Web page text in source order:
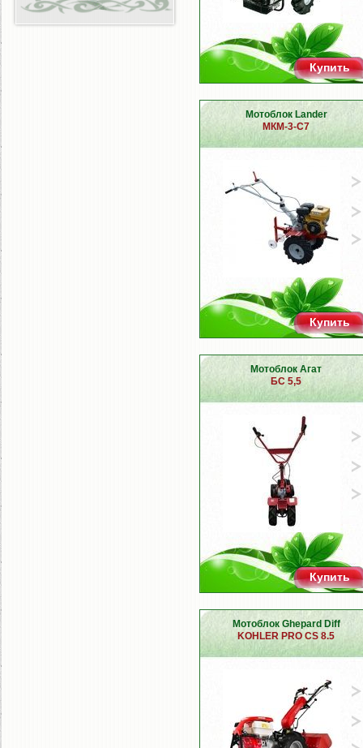
Купить
Мотоблок Lander
МКМ-3-С7
Купить
Мотоблок Агат
БС 5,5
Купить
Мотоблок Ghepard Diff
KOHLER PRO CS 8.5